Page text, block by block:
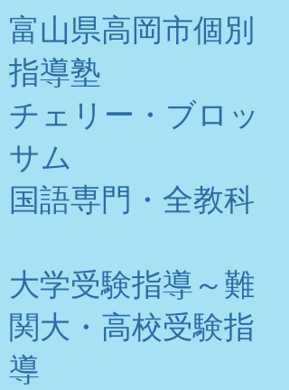
富山県高岡市個別
指導塾
チェリー・ブロッ
サム
​国語専門・全教科
大学受験指導～難
関大・高校受験指
導